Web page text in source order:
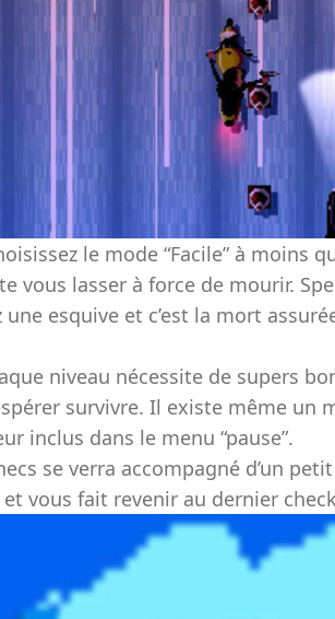
le mode “Facile” à moins
vous lasser à force de mourir.
esquive et c’est la mort
niveau nécessite de supers
survivre. Il existe même un
inclus dans le menu “pause”.
se verra accompagné d’un
et vous fait revenir au dernier